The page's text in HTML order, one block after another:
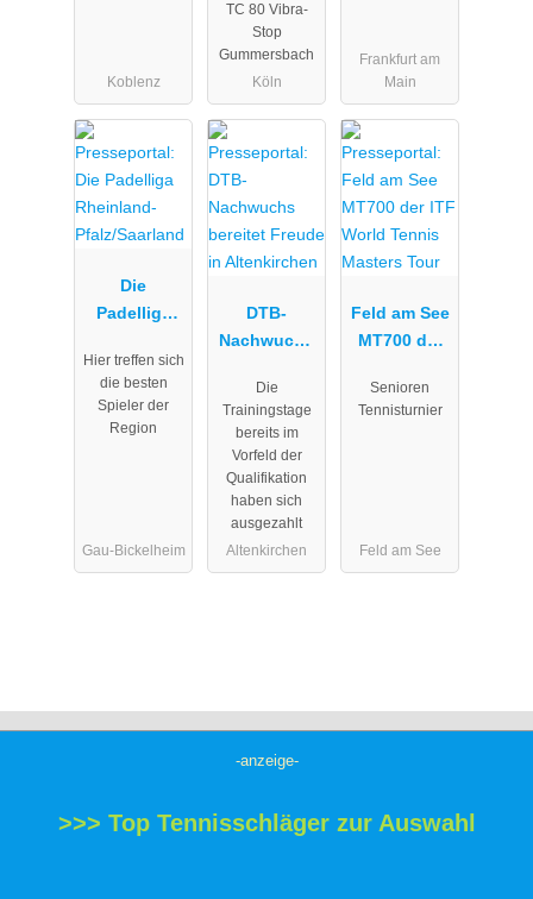
Koblenz
Bundesliga-
Team startet
Namen
TC 80 Vibra-
Stop
Gummersbach
Köln
Frankfurt am
Main
Die
Padelliga
Pfalz/Saarlan
d
Hier treffen sich
die besten
Spieler der
Region
Gau-Bickelheim
DTB-
Nachwuchs
Freude in
Altenkirchen
Die
Trainingstage
bereits im
Vorfeld der
Qualifikation
haben sich
ausgezahlt
Altenkirchen
Feld am See
MT700 der
Tennis
Masters
Senioren
Tennisturnier
Feld am See
-anzeige-
>>> Top Tennisschläger zur Auswahl